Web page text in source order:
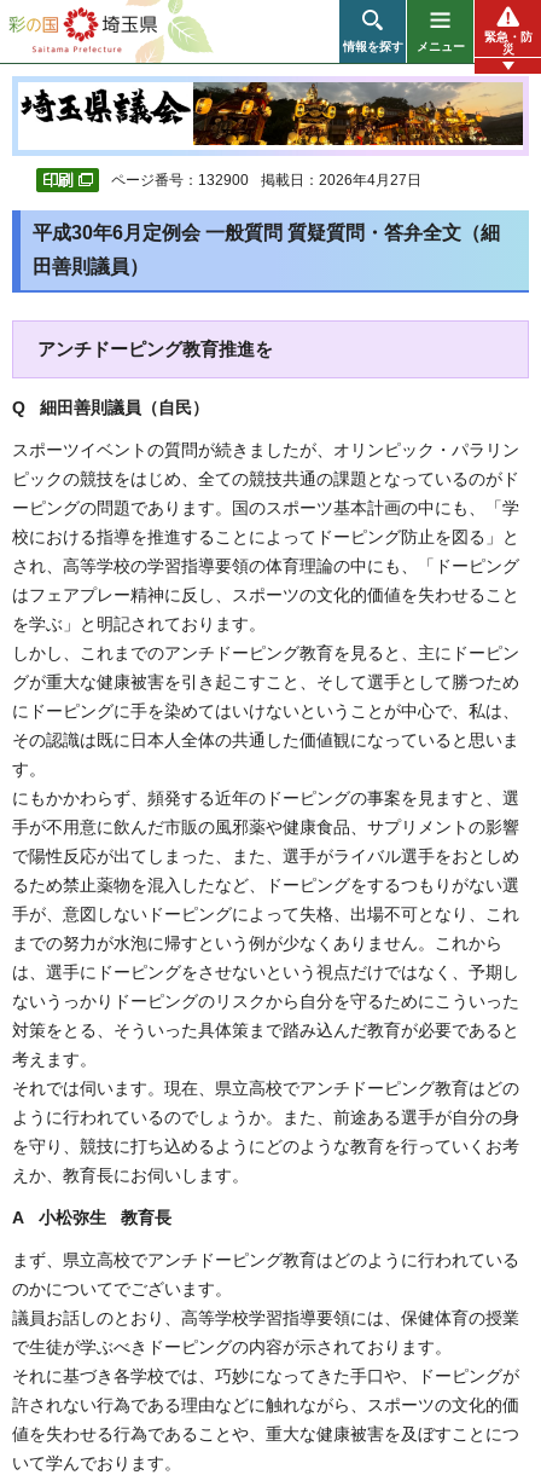
彩の国 埼玉県
情報を探す メニュー
緊急・防
災
ページ番号：132900 掲載日：2026年4月27日
平成30年6月定例会 一般質問 質疑質問・答弁全文（細
田善則議員）
アンチドーピング教育推進を
Q 細田善則議員（自民）
スポーツイベントの質問が続きましたが、オリンピック・パラリン
ピックの競技をはじめ、全ての競技共通の課題となっているのがド
ーピングの問題であります。国のスポーツ基本計画の中にも、「学
校における指導を推進することによってドーピング防止を図る」と
され、高等学校の学習指導要領の体育理論の中にも、「ドーピング
はフェアプレー精神に反し、スポーツの文化的価値を失わせること
を学ぶ」と明記されております。
しかし、これまでのアンチドーピング教育を見ると、主にドーピン
グが重大な健康被害を引き起こすこと、そして選手として勝つため
にドーピングに手を染めてはいけないということが中心で、私は、
その認識は既に日本人全体の共通した価値観になっていると思いま
す。
にもかかわらず、頻発する近年のドーピングの事案を見ますと、選
手が不用意に飲んだ市販の風邪薬や健康食品、サプリメントの影響
で陽性反応が出てしまった、また、選手がライバル選手をおとしめ
るため禁止薬物を混入したなど、ドーピングをするつもりがない選
手が、意図しないドーピングによって失格、出場不可となり、これ
までの努力が水泡に帰すという例が少なくありません。これから
は、選手にドーピングをさせないという視点だけではなく、予期し
ないうっかりドーピングのリスクから自分を守るためにこういった
対策をとる、そういった具体策まで踏み込んだ教育が必要であると
考えます。
それでは伺います。現在、県立高校でアンチドーピング教育はどの
ように行われているのでしょうか。また、前途ある選手が自分の身
を守り、競技に打ち込めるようにどのような教育を行っていくお考
えか、教育長にお伺いします。
A 小松弥生 教育長
まず、県立高校でアンチドーピング教育はどのように行われている
のかについてでございます。
議員お話しのとおり、高等学校学習指導要領には、保健体育の授業
で生徒が学ぶべきドーピングの内容が示されております。
それに基づき各学校では、巧妙になってきた手口や、ドーピングが
許されない行為である理由などに触れながら、スポーツの文化的価
値を失わせる行為であることや、重大な健康被害を及ぼすことにつ
いて学んでおります。